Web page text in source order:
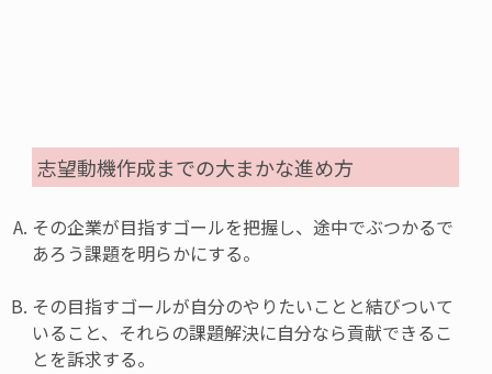
志望動機作成までの大まかな進め方
その企業が目指すゴールを把握し、途中でぶつかるで
あろう課題を明らかにする。
その目指すゴールが自分のやりたいことと結びついて
いること、それらの課題解決に自分なら貢献できるこ
とを訴求する。